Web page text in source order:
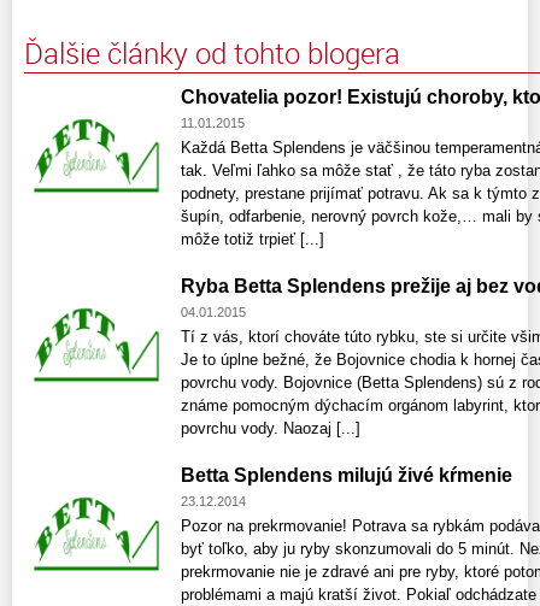
Ďalšie články od tohto blogera
Chovatelia pozor! Existujú choroby,
11.01.2015
Každá Betta Splendens je väčšinou
tak. Veľmi ľahko sa môže stať , že táto ryba
podnety, prestane prijímať potravu. Ak sa k týmto
šupín, odfarbenie, nerovný povrch kože,… mali
môže totiž trpieť [...]
Ryba Betta Splendens prežije aj bez
04.01.2015
Tí z vás, ktorí chováte túto rybku, ste si určite
Je to úplne bežné, že Bojovnice chodia k hornej
povrchu vody. Bojovnice (Betta Splendens) sú z
známe pomocným dýchacím orgánom labyrint,
povrchu vody. Naozaj [...]
Betta Splendens milujú živé kŕmenie
23.12.2014
Pozor na prekrmovanie! Potrava sa rybkám
byť toľko, aby ju ryby skonzumovali do 5 minút.
prekrmovanie nie je zdravé ani pre ryby, ktoré
problémami a majú kratší život. Pokiaľ